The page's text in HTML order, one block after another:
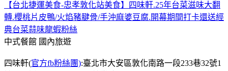
【台北捷運美食-忠孝敦化站美食】四味軒.25年台菜滋味大翻
轉.櫻桃片皮鴨/火焰豬腱骨/手沖麻婆豆腐.開幕期間打卡還送經
典台菜蒜味龍蝦粉絲
中式餐館 國內旅遊
四味軒(官方fb粉絲團):臺北市大安區敦化南路一段233巷32號1